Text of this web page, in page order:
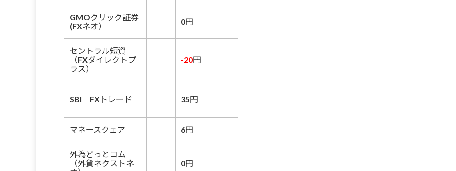
GMOクリック証券
(FXネオ）
0円
セントラル短資
（FXダイレクトプ
ラス）
-20円
SBI FXトレード 35円
マネースクェア 6円
外為どっとコム
（外貨ネクストネ
0円